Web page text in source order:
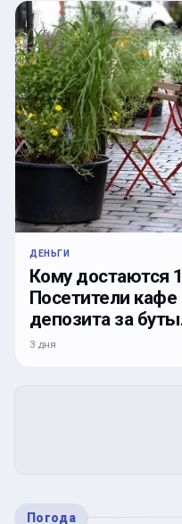
ДЕНЬГИ
Кому достаются
Посетители кафе
депозита за
3 дня
Погода